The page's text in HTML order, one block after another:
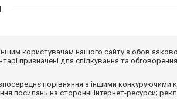
користувачам нашого сайту з
призначені для спілкування та
порівняння з іншими конкуруючими
посилань на сторонні інтернет-ресурси;